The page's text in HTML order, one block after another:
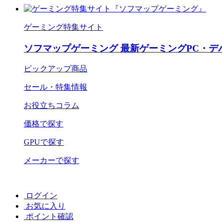
ゲーミング特集サイト
ソフマップゲーミング 最新ゲーミングPC・デ
ピックアップ商品
セール・特集情報
お役立ちコラム
価格で探す
GPUで探す
メーカーで探す
ログイン
お気に入り
ポイント確認